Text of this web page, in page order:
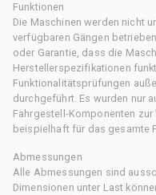
Funktionen
Die Maschinen werden nicht
verfügbaren Gängen
oder Garantie, dass die
Herstellerspezifikationen
Funktionalitätsprüfungen
durchgeführt. Es wurden nur
Fahrgestell-Komponenten
beispielhaft für das gesamte
Abmessungen
Alle Abmessungen sind
Dimensionen unter Last